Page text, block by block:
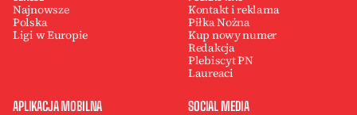
Najnowsze
Polska
Ligi w Europie
Kontakt i reklama
Piłka Nożna
Kup nowy numer
Redakcja
Plebiscyt PN
Laureaci
APLIKACJA MOBILNA SOCIAL MEDIA